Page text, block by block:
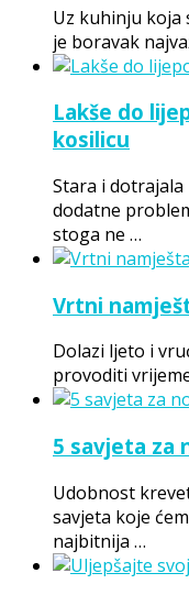
Uz kuhinju koja
je boravak
Lakše do
kosilicu
Stara i
dodatne
stoga ne …
Vrtni
Dolazi ljeto i
provoditi
5 savjeta za
Udobnost
savjeta koje
najbitnija …